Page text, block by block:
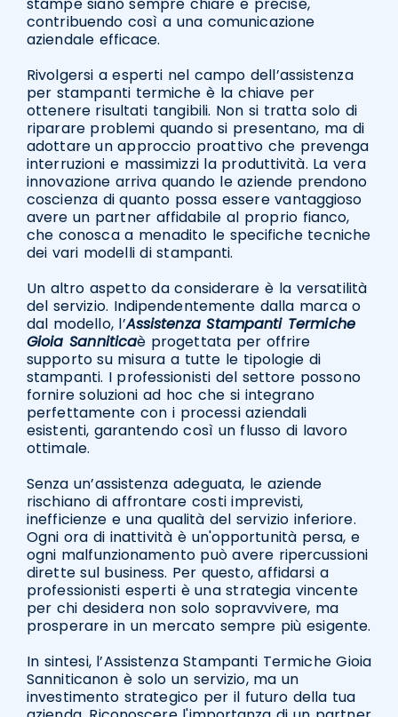
stampe siano sempre chiare e precise,
contribuendo così a una comunicazione
aziendale efficace.
Rivolgersi a esperti nel campo dell’assistenza
per stampanti termiche è la chiave per
ottenere risultati tangibili. Non si tratta solo di
riparare problemi quando si presentano, ma di
adottare un approccio proattivo che prevenga
interruzioni e massimizzi la produttività. La vera
innovazione arriva quando le aziende prendono
coscienza di quanto possa essere vantaggioso
avere un partner affidabile al proprio fianco,
che conosca a menadito le specifiche tecniche
dei vari modelli di stampanti.
Un altro aspetto da considerare è la versatilità
del servizio. Indipendentemente dalla marca o
dal modello, l’Assistenza Stampanti Termiche
Gioia Sanniticaè progettata per offrire
supporto su misura a tutte le tipologie di
stampanti. I professionisti del settore possono
fornire soluzioni ad hoc che si integrano
perfettamente con i processi aziendali
esistenti, garantendo così un flusso di lavoro
ottimale.
Senza un’assistenza adeguata, le aziende
rischiano di affrontare costi imprevisti,
inefficienze e una qualità del servizio inferiore.
Ogni ora di inattività è un'opportunità persa, e
ogni malfunzionamento può avere ripercussioni
dirette sul business. Per questo, affidarsi a
professionisti esperti è una strategia vincente
per chi desidera non solo sopravvivere, ma
prosperare in un mercato sempre più esigente.
In sintesi, l’Assistenza Stampanti Termiche Gioia
Sanniticanon è solo un servizio, ma un
investimento strategico per il futuro della tua